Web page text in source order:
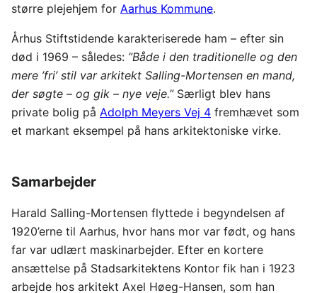
større plejehjem for Aarhus Kommune.
Århus Stiftstidende karakteriserede ham – efter sin
død i 1969 – således: ”Både i den traditionelle og den
mere ’fri’ stil var arkitekt Salling-Mortensen en mand,
der søgte – og gik – nye veje.”Særligt blev hans
private bolig på Adolph Meyers Vej 4 fremhævet som
et markant eksempel på hans arkitektoniske virke.
Samarbejder
Harald Salling-Mortensen flyttede i begyndelsen af
1920’erne til Aarhus, hvor hans mor var født, og hans
far var udlært maskinarbejder. Efter en kortere
ansættelse på Stadsarkitektens Kontor fik han i 1923
arbejde hos arkitekt Axel Høeg-Hansen, som han